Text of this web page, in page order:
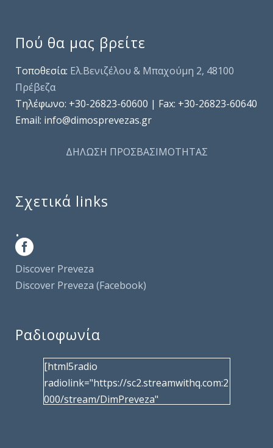
Πού θα μας βρείτε
Τοποθεσία: Ελ.Βενιζέλου & Μπαχούμη 2, 48100
Πρέβεζα
Τηλέφωνo: +30-26823-60600 | Fax: +30-26823-60640
Email: info@dimosprevezas.gr
ΔΗΛΩΣΗ ΠΡΟΣΒΑΣΙΜΟΤΗΤΑΣ
Σχετικά links
.
Discover Preveza
Discover Preveza (Facebook)
Ραδιοφωνία
[html5radio
radiolink="https://sc2.streamwithq.com:2
000/stream/DimPreveza"